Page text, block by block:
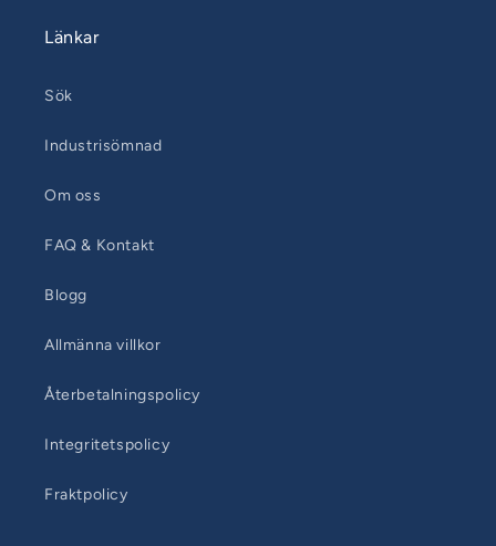
Länkar
Sök
Industrisömnad
Om oss
FAQ & Kontakt
Blogg
Allmänna villkor
Återbetalningspolicy
Integritetspolicy
Fraktpolicy